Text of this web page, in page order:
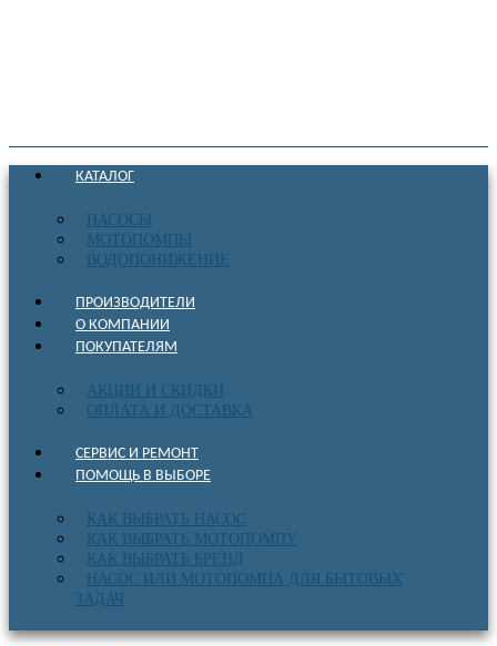
КАТАЛОГ
НАСОСЫ
МОТОПОМПЫ
ВОДОПОНИЖЕНИЕ
ПРОИЗВОДИТЕЛИ
О КОМПАНИИ
ПОКУПАТЕЛЯМ
АКЦИИ И СКИДКИ
ОПЛАТА И ДОСТАВКА
СЕРВИС И РЕМОНТ
ПОМОЩЬ В ВЫБОРЕ
КАК ВЫБРАТЬ НАСОС
КАК ВЫБРАТЬ МОТОПОМПУ
КАК ВЫБРАТЬ БРЕНД
НАСОС ИЛИ МОТОПОМПА ДЛЯ БЫТОВЫХ
ЗАДАЧ